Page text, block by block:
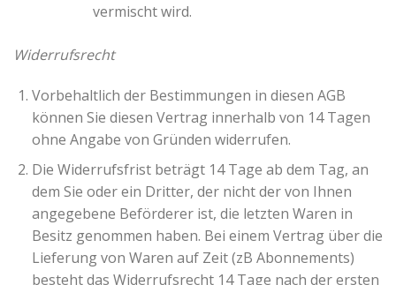
vermischt wird.
Widerrufsrecht
Vorbehaltlich der Bestimmungen in diesen AGB
können Sie diesen Vertrag innerhalb von 14 Tagen
ohne Angabe von Gründen widerrufen.
Die Widerrufsfrist beträgt 14 Tage ab dem Tag, an
dem Sie oder ein Dritter, der nicht der von Ihnen
angegebene Beförderer ist, die letzten Waren in
Besitz genommen haben. Bei einem Vertrag über die
Lieferung von Waren auf Zeit (zB Abonnements)
besteht das Widerrufsrecht 14 Tage nach der ersten